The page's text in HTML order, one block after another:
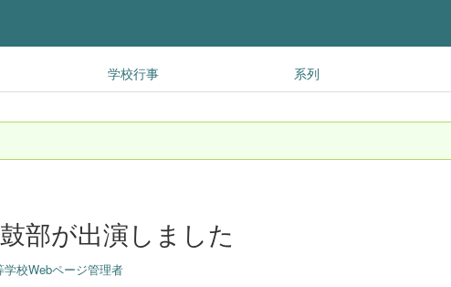
学校行事 系列
部が出演しました
校Webページ管理者